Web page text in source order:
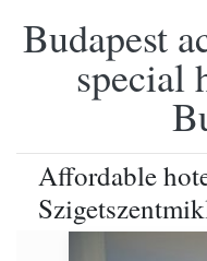
Budapest
special
Affordable